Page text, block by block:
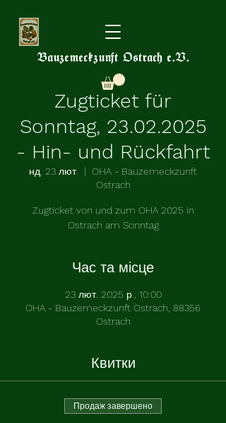
Bauzemeckzunft Ostrach e.V.
Zugticket für
Sonntag, 23.02.2025
- Hin- und Rückfahrt
нд, 23 лют.
  |
OHA - Bauzemeckzunft
Ostrach
Zugticket von und zum OHA 2025 in
Ostrach am Sonntag
Час та місце
23 лют. 2025 р., 10:00
OHA - Bauzemeckzunft Ostrach, 88356
Ostrach
Квитки
Продаж завершено